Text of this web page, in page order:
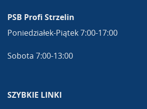
PSB Profi Strzelin
Poniedziałek-Piątek 7:00-17:00
Sobota 7:00-13:00
SZYBKIE LINKI